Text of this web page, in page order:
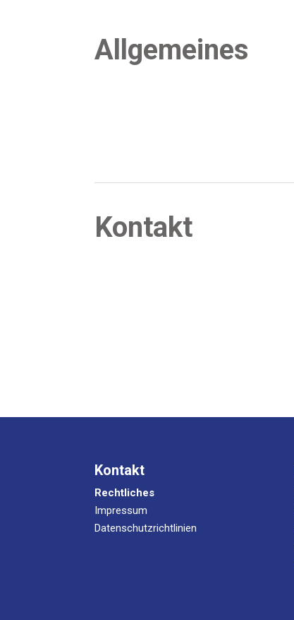
All­ge­mei­nes
Kon­takt
Kontakt
Rechtliches
Impressum
Datenschutzrichtlinien